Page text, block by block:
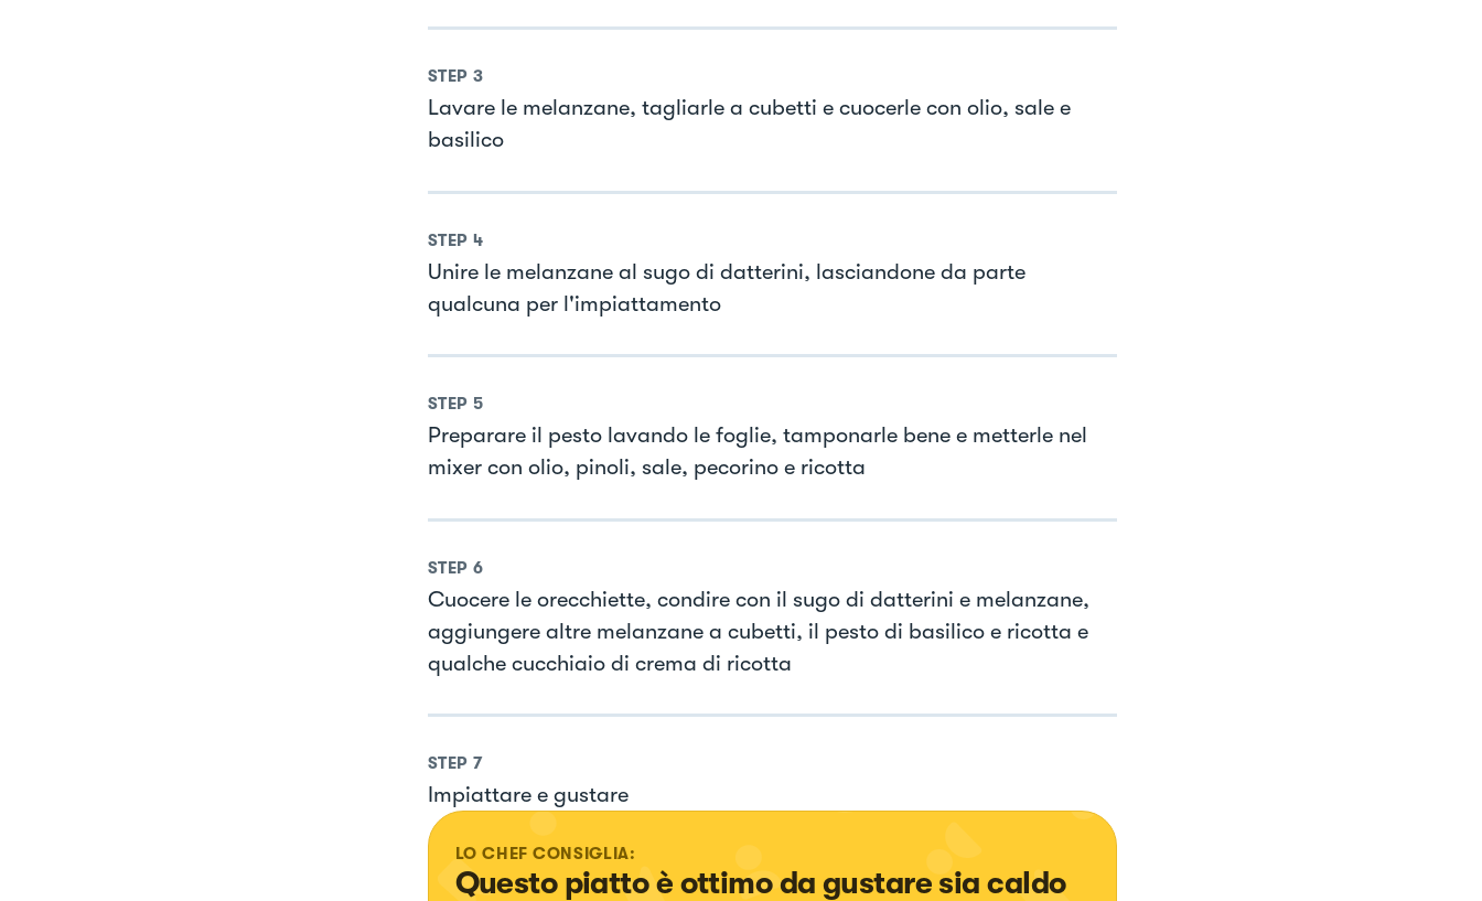
STEP 3
Lavare le melanzane, tagliarle a cubetti e cuocerle con olio, sale e
basilico
STEP 4
Unire le melanzane al sugo di datterini, lasciandone da parte
qualcuna per l'impiattamento
STEP 5
Preparare il pesto lavando le foglie, tamponarle bene e metterle nel
mixer con olio, pinoli, sale, pecorino e ricotta
STEP 6
Cuocere le orecchiette, condire con il sugo di datterini e melanzane,
aggiungere altre melanzane a cubetti, il pesto di basilico e ricotta e
qualche cucchiaio di crema di ricotta
STEP 7
Impiattare e gustare
LO CHEF CONSIGLIA:
Questo piatto è ottimo da gustare sia caldo